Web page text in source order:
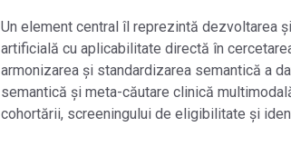
Un element central îl reprezintă dezvoltarea
artificială cu aplicabilitate directă în
armonizarea și standardizarea semantică a
semantică și meta-căutare clinică
cohortării, screeningului de eligibilitate și